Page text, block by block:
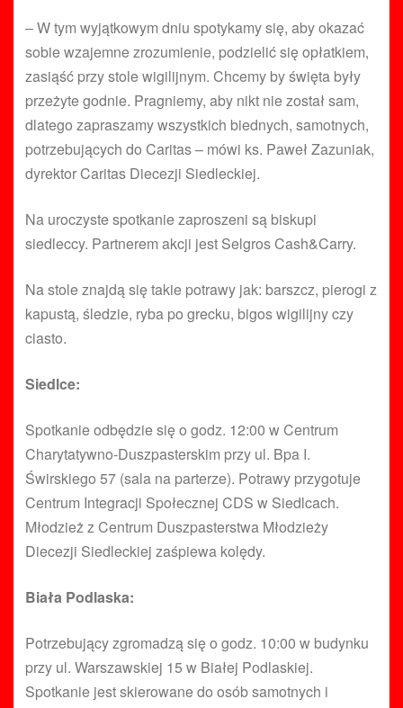
– W tym wyjątkowym dniu spotykamy się, aby okazać
sobie wzajemne zrozumienie, podzielić się opłatkiem,
zasiąść przy stole wigilijnym. Chcemy by święta były
przeżyte godnie. Pragniemy, aby nikt nie został sam,
dlatego zapraszamy wszystkich biednych, samotnych,
potrzebujących do Caritas – mówi ks. Paweł Zazuniak,
dyrektor Caritas Diecezji Siedleckiej.
Na uroczyste spotkanie zaproszeni są biskupi
siedleccy. Partnerem akcji jest Selgros Cash&Carry.
Na stole znajdą się takie potrawy jak: barszcz, pierogi z
kapustą, śledzie, ryba po grecku, bigos wigilijny czy
ciasto.
Siedlce:
Spotkanie odbędzie się o godz. 12:00 w Centrum
Charytatywno-Duszpasterskim przy ul. Bpa I.
Świrskiego 57 (sala na parterze). Potrawy przygotuje
Centrum Integracji Społecznej CDS w Siedlcach.
Młodzież z Centrum Duszpasterstwa Młodzieży
Diecezji Siedleckiej zaśpiewa kolędy.
Biała Podlaska:
Potrzebujący zgromadzą się o godz. 10:00 w budynku
przy ul. Warszawskiej 15 w Białej Podlaskiej.
Spotkanie jest skierowane do osób samotnych i